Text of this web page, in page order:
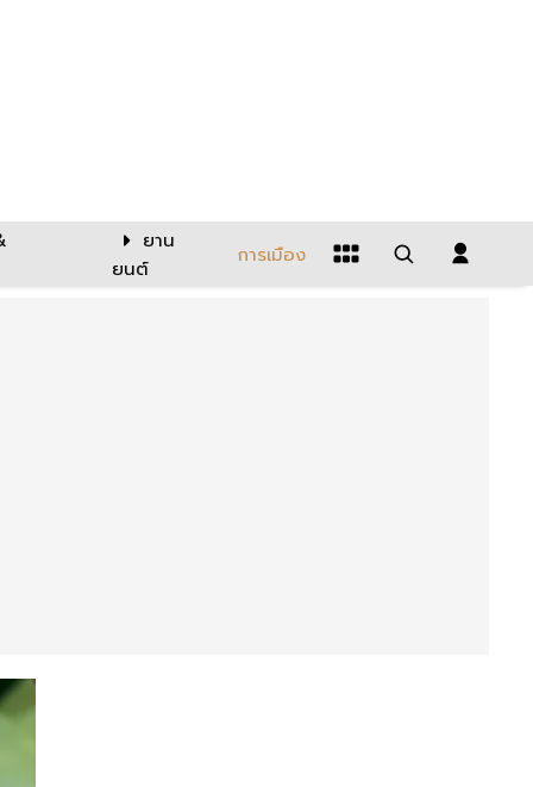
ยาน
ยนต์
การเมือง